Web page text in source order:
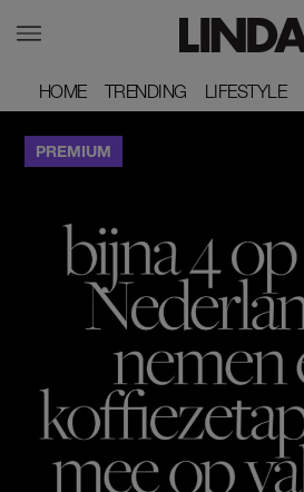
HOME
HOME TRENDING
TRENDING LIFESTYLE
LIFESTYLE